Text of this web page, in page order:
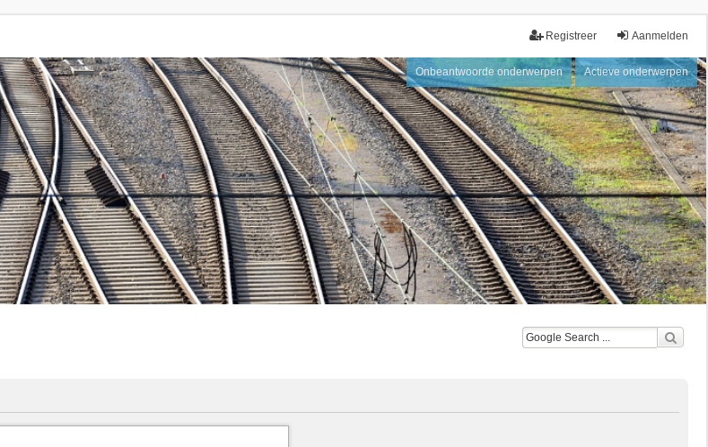
Aanmelden
Registreer
Onbeantwoorde onderwerpen Actieve onderwerpen